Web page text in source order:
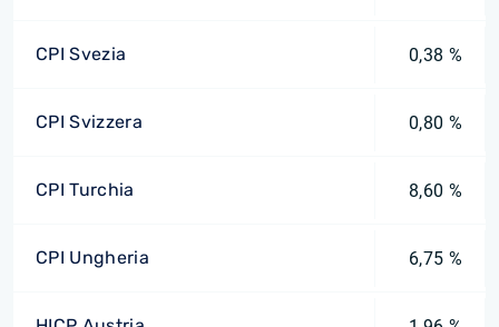
CPI Svezia 0,38 %
CPI Svizzera 0,80 %
CPI Turchia 8,60 %
CPI Ungheria 6,75 %